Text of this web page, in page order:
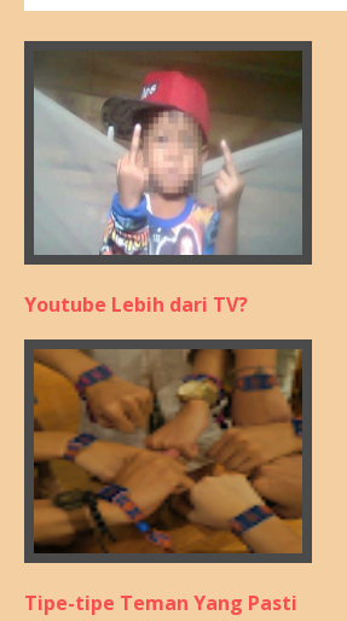
Youtube Lebih dari TV?
Tipe-tipe Teman Yang Pasti